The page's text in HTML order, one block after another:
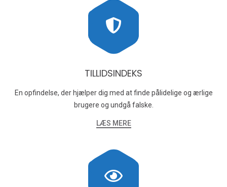
TILLIDSINDEKS
En opfindelse, der hjælper dig med at finde pålidelige og ærlige
brugere og undgå falske.
LÆS MERE